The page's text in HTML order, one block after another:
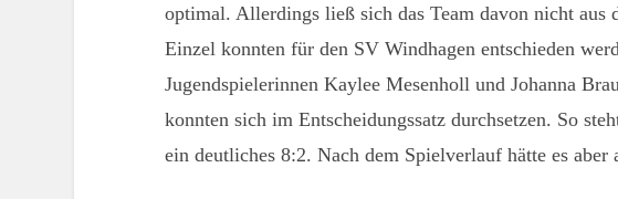
optimal. Allerdings ließ sich das Team davon nicht aus
Einzel konnten für den SV Windhagen entschieden
Jugendspielerinnen Kaylee Mesenholl und Johanna
konnten sich im Entscheidungssatz durchsetzen. So
ein deutliches 8:2. Nach dem Spielverlauf hätte es aber